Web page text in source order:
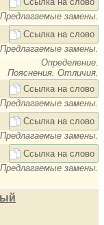
Предлагаемые замены.
Ссылка на слово
Предлагаемые замены.
Определение.
Пояснения. Отличия.
Ссылка на слово
Предлагаемые замены.
Ссылка на слово
Предлагаемые замены.
Ссылка на слово
Предлагаемые замены.